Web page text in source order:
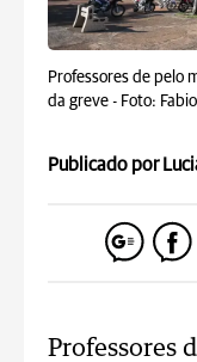
Professores de pelo
da greve - Foto:
Publicado por
Professores